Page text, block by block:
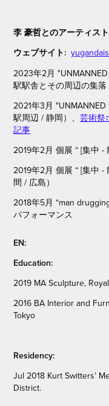
李 豪哲とのアーティス
ウェブサイト:
2023年2月
駅駅舎とその周辺の集
2021年3月
駅周辺 / 静岡）、芸術祭
記事
2019年2月 個展 “ [集中 -
2019年2月 個展 “ [集中
間 / 広島）
2018年5月 “man
パフォーマンス
EN:
Education:
2019 MA Sculpture,
2016 BA Interior and
Tokyo
Residency:
Jul 2018 Kurt Switters’
District.